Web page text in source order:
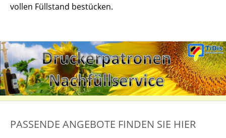
vollen Füllstand bestücken.
PASSENDE ANGEBOTE FINDEN SIE HIER